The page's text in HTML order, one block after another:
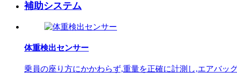
補助システム
体重検出センサー
乗員の座り方にかかわらず,重量を正確に計測し,エアバッ